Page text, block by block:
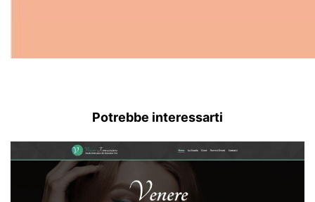
Potrebbe interessarti